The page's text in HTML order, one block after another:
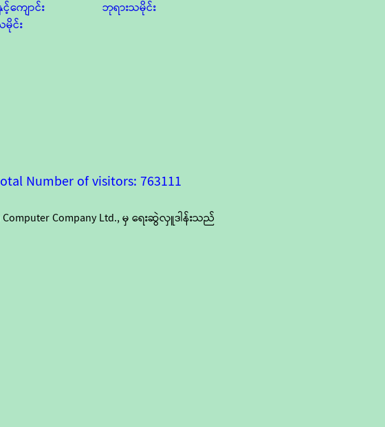
ကျောင်း
မိုင်း
ဘုရားသမိုင်း
Number of visitors: 763111
Computer Company Ltd., မှ ရေးဆွဲလှူဒါန်းသည်